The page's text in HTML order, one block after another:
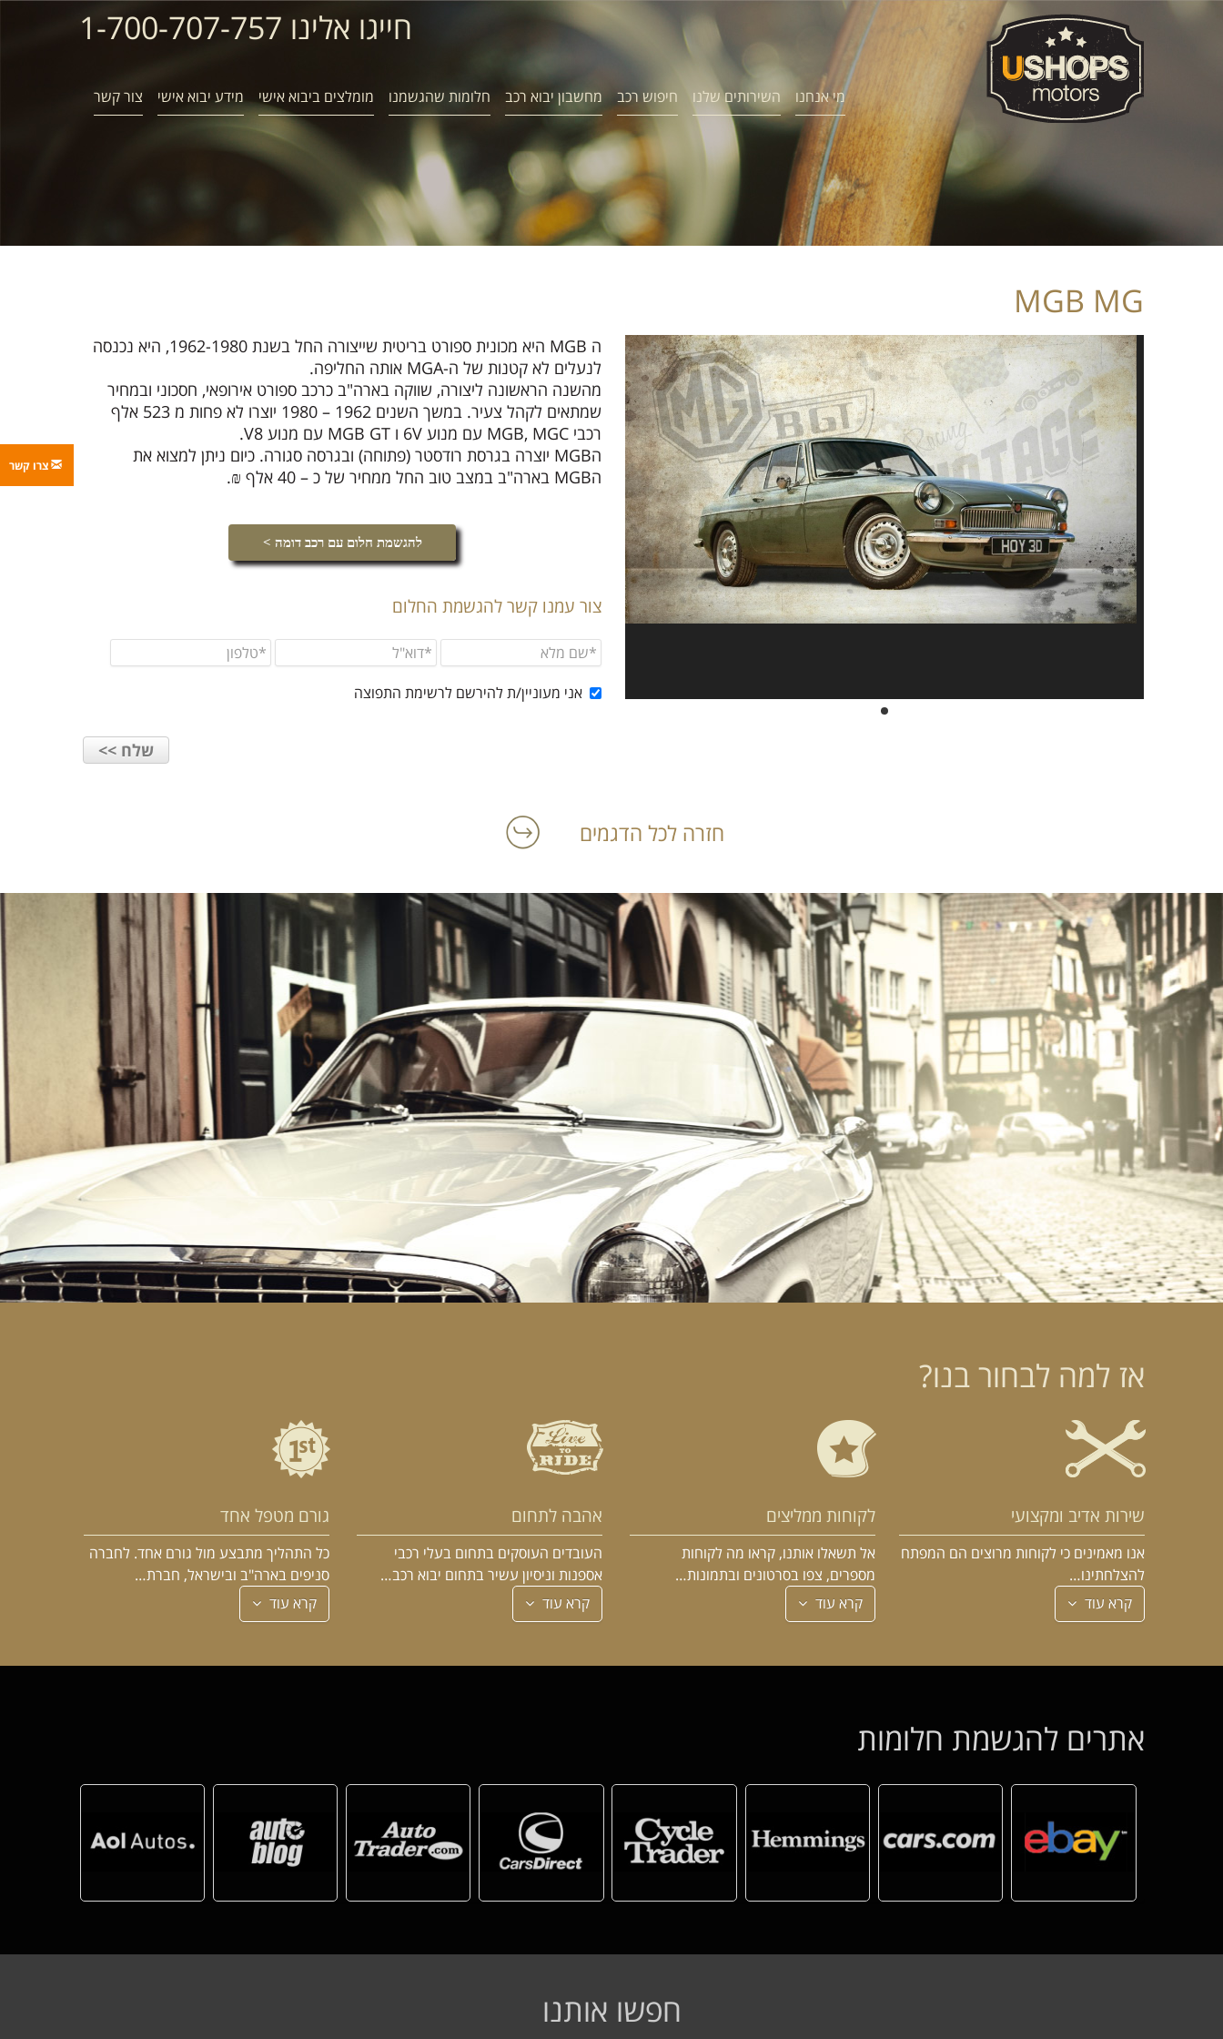
חייגו אלינו 1-700-707-757
מי אנחנו השירותים שלנו חיפוש רכב מחשבון יבוא רכב חלומות שהגשמנו מומלצים ביבוא אישי מידע יבוא אישי צור קשר
MGB MG
ה MGB היא מכונית ספורט בריטית שייצורה החל בשנת 1962-1980, היא נכנסה
לנעלים לא קטנות של ה-MGA אותה החליפה.
מהשנה הראשונה ליצורה, שווקה בארה"ב כרכב ספורט אירופאי, חסכוני ובמחיר
שמתאים לקהל צעיר. במשך השנים 1962 – 1980 יוצרו לא פחות מ 523 אלף
רכבי MGB, MGC עם מנוע 6V ו MGB GT עם מנוע V8.
הMGB יוצרה בגרסת רודסטר (פתוחה) ובגרסה סגורה. כיום ניתן למצוא את
הMGB בארה"ב במצב טוב החל ממחיר של כ – 40 אלף ₪.
להגשמת חלום עם רכב דומה >
צור עמנו קשר להגשמת החלום
אני מעוניין/ת להירשם לרשימת התפוצה
חזרה לכל הדגמים
אז למה לבחור בנו?
שירות אדיב ומקצועי
אנו מאמינים כי לקוחות מרוצים הם המפתח
להצלחתינו…
קרא עוד
לקוחות ממליצים
אל תשאלו אותנו, קראו מה לקוחות
מספרים, צפו בסרטונים ובתמונות…
קרא עוד
אהבה לתחום
העובדים העוסקים בתחום בעלי רכבי
אספנות וניסיון עשיר בתחום יבוא רכב…
קרא עוד
גורם מטפל אחד
כל התהליך מתבצע מול גורם אחד. לחברה
סניפים בארה"ב ובישראל, חברת…
קרא עוד
אתרים להגשמת חלומות
חפשו אותנו
צרו קשר
הרכב הוא האהבה הראשונה שלך?
במקום לקבל שטויות במייל, הירשם ותתחיל לקבל מאיתנו אהבה מוטורית